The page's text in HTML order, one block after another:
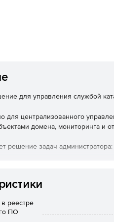
для управления службой
для централизованного
домена, мониторинга и
решение задач администратора:
политик (без
ролей и прав доступа.
реестре
ПО